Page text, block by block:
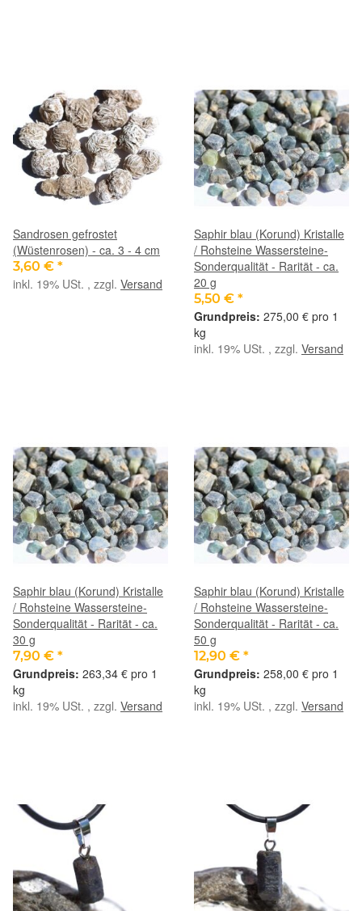
Sandrosen gefrostet
(Wüstenrosen) - ca. 3 - 4 cm
3,60 € *
inkl. 19% USt. , zzgl. Versand
Saphir blau (Korund) Kristalle
/ Rohsteine Wassersteine-
Sonderqualität - Rarität - ca.
20 g
5,50 € *
275,00 € pro 1
kg
inkl. 19% USt. , zzgl. Versand
Saphir blau (Korund) Kristalle
/ Rohsteine Wassersteine-
Sonderqualität - Rarität - ca.
30 g
7,90 € *
263,34 € pro 1
kg
inkl. 19% USt. , zzgl. Versand
Saphir blau (Korund) Kristalle
/ Rohsteine Wassersteine-
Sonderqualität - Rarität - ca.
50 g
12,90 € *
258,00 € pro 1
kg
inkl. 19% USt. , zzgl. Versand